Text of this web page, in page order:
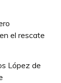
el rescate
López de